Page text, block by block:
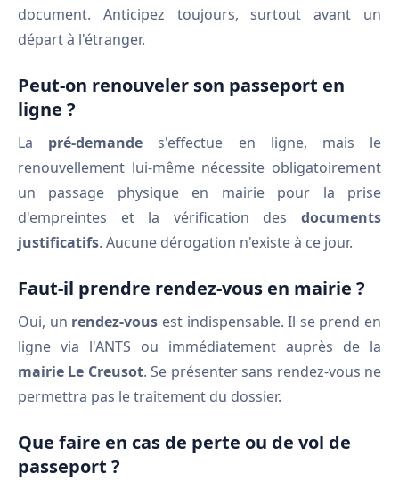
document. Anticipez toujours, surtout avant un
départ à l'étranger.
Peut-on renouveler son passeport en
ligne ?
La pré-demande s'effectue en ligne, mais le
renouvellement lui-même nécessite obligatoirement
un passage physique en mairie pour la prise
d'empreintes et la vérification des documents
justificatifs. Aucune dérogation n'existe à ce jour.
Faut-il prendre rendez-vous en mairie ?
Oui, un rendez-vous est indispensable. Il se prend en
ligne via l'ANTS ou immédiatement auprès de la
mairie Le Creusot. Se présenter sans rendez-vous ne
permettra pas le traitement du dossier.
Que faire en cas de perte ou de vol de
passeport ?